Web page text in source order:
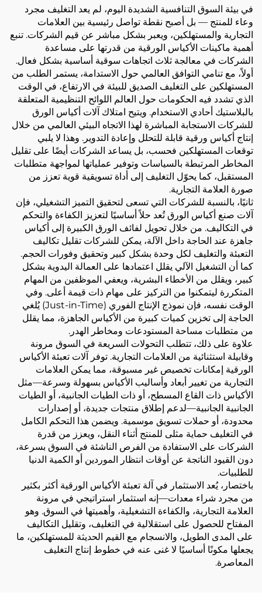
في بيئة السوق التنافسية الشديدة اليوم، لم يعد التغليف مجرد
وعاء للمنتج — بل أصبح نقطة تواصل رئيسية بين العلامات
التجارية والمستهلكين، ويعبر بشكل مباشر عن قيم الشركات. تنبع
أهمية ماكينات الأكياس الورقية من قدرتها على مساعدة
الشركات في معالجة ثلاث اتجاهات سوقية أساسية بشكل فعال.
أولاً، مع تنامي التوافق العالمي حول الاستدامة، يستمر الطلب من
المستهلكين على التغليف الصديق للبيئة في الارتفاع، في الوقت
الذي تشدد فيه الحكومات حول العالم اللوائح التنظيمية المتعلقة
بالبلاستيك أحادي الاستخدام. ويتيح امتلاك آلات أكياس الورق
للشركات الاستجابة المباشرة لهذا الاتجاه البيئي العالمي من خلال
إنتاج أكياس ورقية قابلة للتحلل وإعادة التدوير. وهذا لا يلبي
توقعات المستهلكين فحسب، بل يساعد الشركات أيضًا على تقليل
المخاطر المرتبطة بالسياسات وتوفير عملياتها لمواجهة متطلبات
المستقبل، كما يحوّل التغليف إلى أداة تسويقية قوية تعزز من
صورة العلامة التجارية.
ثانيًا، بالنسبة للشركات التي تسعى لتحقيق التميز التشغيلي، فإن
آلات صنع أكياس الورق تُعد حلاً أساسيًا لتعزيز الكفاءة والتحكم
في التكاليف. من خلال تحويل لفائف الورق الكبيرة إلى أكياس
جاهزة عند الحاجة داخل الآلة، يمكن للشركات تقليل تكاليف
التعبئة والتغليف لكل وحدة بشكل كبير وتحقيق وفورات الحجم.
كما أن التشغيل الآلي يقلل اعتمادها على العمالة اليدوية بشكل
كبير، ويقلل من الأخطاء البشرية، ويعفي الموظفين من المهام
المتكررة ليتمكنوا من التركيز على مهام ذات قيمة أعلى. وفي
الوقت نفسه، فإن نموذج الإنتاج الفوري (Just-in-Time) يُلغي
الحاجة إلى تخزين كميات كبيرة من الأكياس الجاهزة، مما يقلل
من متطلبات مساحة المستودعات ومخاطر الهدر.
علاوة على ذلك، تتطلب التحولات السريعة في السوق مرونة
وقابيلة استثنائية من العلامات التجارية. توفر آلات تعبئة الأكياس
الورقية إمكانات تخصيص غير مسبوقة، مما يمكن العلامات
التجارية من تغيير أبعاد وأساليب الأكياس بسهولة وسرعة—مثل
الأكياس ذات القاع المسطح، أو ذات الطيات الجانبية، أو الطيات
الجانبية الجانبية—لدعم إطلاق منتجات جديدة، أو إصدارات
محدودة، أو حملات تسويق موسمية. ويضمن هذا التحكم الكامل
في التغليف حماية مثلى للمنتج أثناء النقل، ويعزز من قدرة
الشركات على الاستفادة من الفرص الناشئة في السوق بسرعة،
دون القيود الناتجة عن أوقات انتظار الموردين أو الكمية الدنيا
للطلبيات.
باختصار، يُعد الاستثمار في آلة تعبئة الأكياس الورقية أكثر بكثير
من مجرد شراء معدات—إنه استثمار استراتيجي في مرونة
العلامة التجارية، والكفاءة التشغيلية، وأهميتها في السوق. وهو
المفتاح للحصول على استقلالية في التغليف، وتقليل التكاليف
على المدى الطويل، والانسجام مع القيم الحديثة للمستهلكين، ما
يجعلها مكونًا أساسيًا لا غنى عنه في خطوط إنتاج التغليف
المعاصرة.